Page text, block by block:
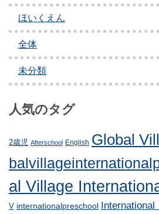
ョ
ン
ほいくえん
全体
未分類
人気のタグ
2歳児 Afterschool English Global
al Village
V internationalpreschool